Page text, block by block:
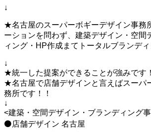
↓
★名古屋のスーパーボギーデザイン事務
ーションを問わず、建築デザイン・空間
ィング・HP作成まてトータルブランディ
↓
★統一した提案ができることが強みです
★名古屋で店舗デザインと言えばスーパ
務所です！！
↓
<建築・空間デザイン・ブランディング
⚫店舗デザイン 名古屋